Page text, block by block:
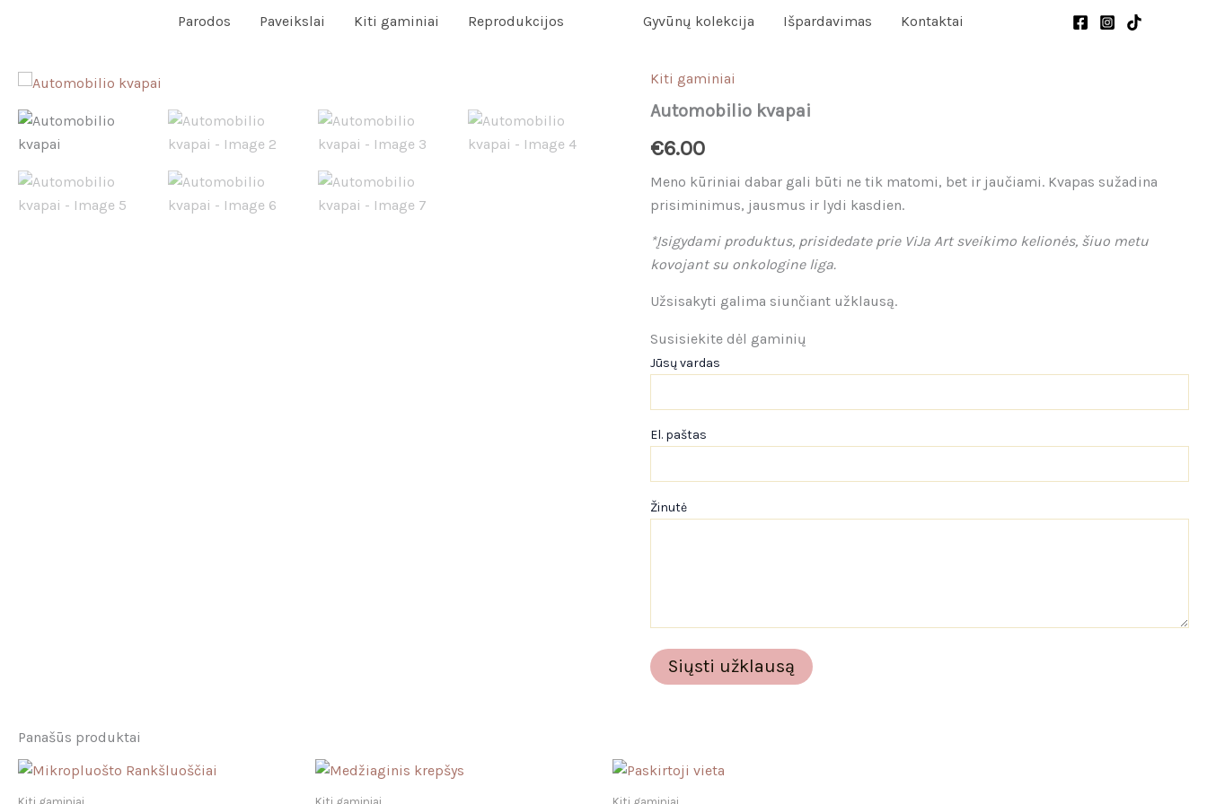
Parodos Paveikslai Kiti gaminiai Reprodukcijos Gyvūnų kolekcija Išpardavimas Kontaktai
Kiti gaminiai
Automobilio kvapai
€6.00
Meno kūriniai dabar gali būti ne tik matomi, bet ir jaučiami. Kvapas sužadina
prisiminimus, jausmus ir lydi kasdien.
*Įsigydami produktus, prisidedate prie ViJa Art sveikimo kelionės, šiuo metu
kovojant su onkologine liga.
Užsisakyti galima siunčiant užklausą.
Susisiekite dėl gaminių
Jūsų vardas
El. paštas
Žinutė
Panašūs produktai